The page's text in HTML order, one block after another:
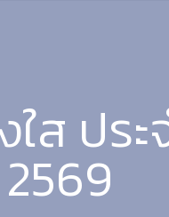
ส ปร
2569